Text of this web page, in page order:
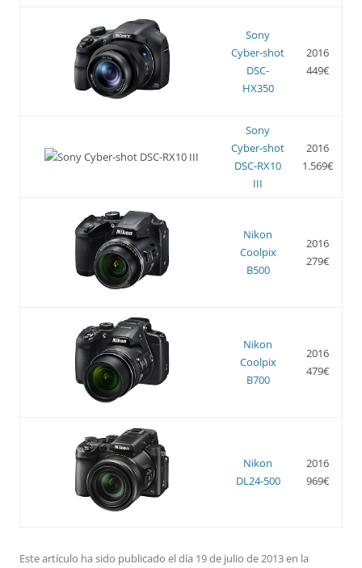
Sony
Cyber-shot
DSC-
HX350
2016
449€
Sony
Cyber-shot
DSC-RX10
III
2016
1.569€
Nikon
Coolpix
B500
2016
279€
Nikon
Coolpix
B700
2016
479€
Nikon
DL24-500
2016
969€
Este artículo ha sido publicado el día 19 de julio de 2013 en la